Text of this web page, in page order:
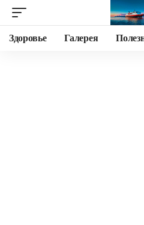
Здоровье Галерея